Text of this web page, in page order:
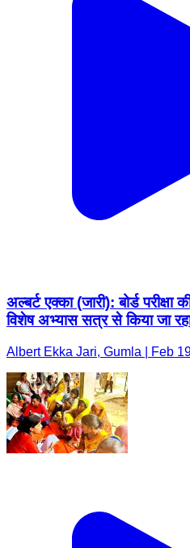
अल्बर्ट एक्का (जारी): बोर्ड
विशेष अभ्यास सत्र से किया जा
Albert Ekka Jari, Gumla | Feb